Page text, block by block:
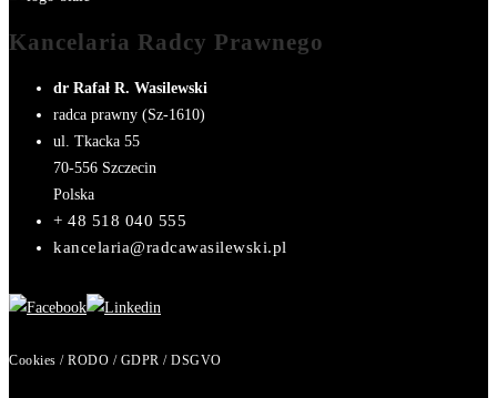
Kancelaria Radcy Prawnego
dr Rafał R. Wasilewski
radca prawny (Sz-1610)
ul. Tkacka 55
70-556 Szczecin
Polska
+ 48 518 040 555
kancelaria@radcawasilewski.pl
Cookies / RODO / GDPR / DSGVO